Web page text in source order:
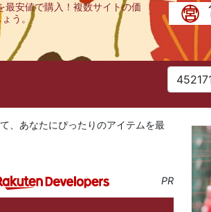
安値で購入！複数サイトの価
う。
、あなたにぴったりのアイテムを最
PR